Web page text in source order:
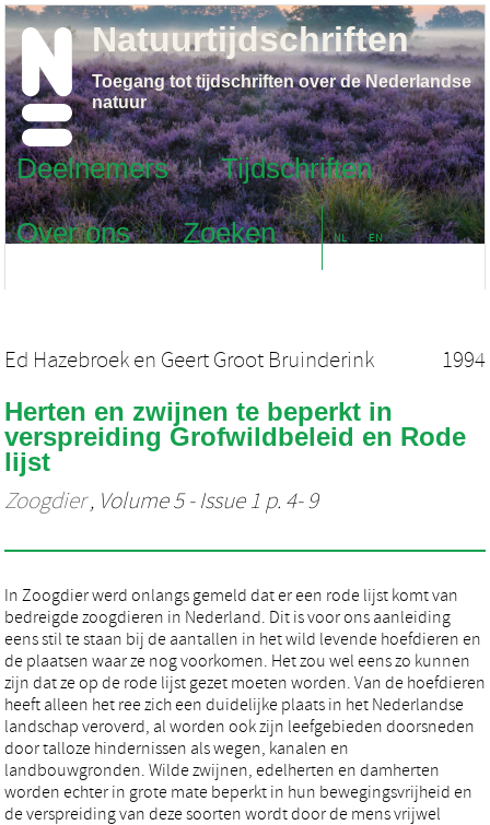
Deelnemers
Tijdschriften
Over ons
Zoeken NL EN
Natuurtijdschriften
Toegang tot tijdschriften over de Nederlandse
natuur
Ed Hazebroek en Geert Groot Bruinderink 1994
Herten en zwijnen te beperkt in
verspreiding Grofwildbeleid en Rode
lijst
Zoogdier, Volume 5 - Issue 1 p. 4- 9
In Zoogdier werd onlangs gemeld dat er een rode lijst komt van
bedreigde zoogdieren in Nederland. Dit is voor ons aanleiding
eens stil te staan bij de aantallen in het wild levende hoefdieren en
de plaatsen waar ze nog voorkomen. Het zou wel eens zo kunnen
zijn dat ze op de rode lijst gezet moeten worden. Van de hoefdieren
heeft alleen het ree zich een duidelijke plaats in het Nederlandse
landschap veroverd, al worden ook zijn leefgebieden doorsneden
door talloze hindernissen als wegen, kanalen en
landbouwgronden. Wilde zwijnen, edelherten en damherten
worden echter in grote mate beperkt in hun bewegingsvrijheid en
de verspreiding van deze soorten wordt door de mens vrijwel